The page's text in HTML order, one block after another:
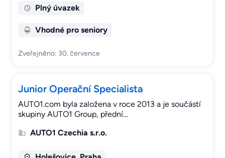
Plný úvazek
Vhodné pro seniory
Zveřejněno: 30. července
Junior Operační Specialista
AUTO1.com byla založena v roce 2013 a je součástí
skupiny AUTO1 Group, přední…
AUTO1 Czechia s.r.o.